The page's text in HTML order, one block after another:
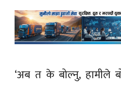
‘अब त के बोल्नु, हामीले